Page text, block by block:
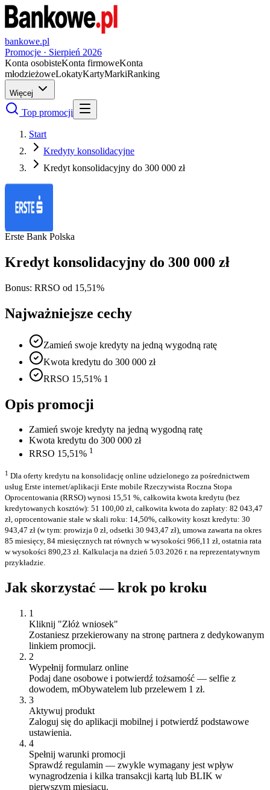
bankowe.pl
Promocje · Sierpień 2026
Konta osobisteKonta firmoweKonta
młodzieżoweLokatyKartyMarkiRanking
Więcej
Top promocji
Start
Kredyty konsolidacyjne
Kredyt konsolidacyjny do 300 000 zł
Erste Bank Polska
Kredyt konsolidacyjny do 300 000 zł
Bonus: RRSO od 15,51%
Najważniejsze cechy
Zamień swoje kredyty na jedną wygodną ratę
Kwota kredytu do 300 000 zł
RRSO 15,51% 1
Opis promocji
Zamień swoje kredyty na jedną wygodną ratę
Kwota kredytu do 300 000 zł
RRSO 15,51% 1
1 Dla oferty kredytu na konsolidację online udzielonego za pośrednictwem
usług Erste internet/aplikacji Erste mobile Rzeczywista Roczna Stopa
Oprocentowania (RRSO) wynosi 15,51 %, całkowita kwota kredytu (bez
kredytowanych kosztów): 51 100,00 zł, całkowita kwota do zapłaty: 82 043,47
zł, oprocentowanie stałe w skali roku: 14,50%, całkowity koszt kredytu: 30
943,47 zł (w tym: prowizja 0 zł, odsetki 30 943,47 zł), umowa zawarta na okres
85 miesięcy, 84 miesięcznych rat równych w wysokości 966,11 zł, ostatnia rata
w wysokości 890,23 zł. Kalkulacja na dzień 5.03.2026 r. na reprezentatywnym
przykładzie.
Jak skorzystać — krok po kroku
1
Kliknij "Złóż wniosek"
Zostaniesz przekierowany na stronę partnera z dedykowanym
linkiem promocji.
2
Wypełnij formularz online
Podaj dane osobowe i potwierdź tożsamość — selfie z
dowodem, mObywatelem lub przelewem 1 zł.
3
Aktywuj produkt
Zaloguj się do aplikacji mobilnej i potwierdź podstawowe
ustawienia.
4
Spełnij warunki promocji
Sprawdź regulamin — zwykle wymagany jest wpływ
wynagrodzenia i kilka transakcji kartą lub BLIK w
pierwszym miesiącu.